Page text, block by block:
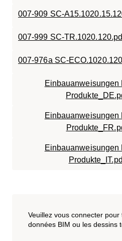
007-909 SC-
007-999 SC-
007-976a SC-
Einbauanweisungen
Einbauanweisungen
Einbauanweisungen
Veuillez vous connecter
données BIM ou les dessins